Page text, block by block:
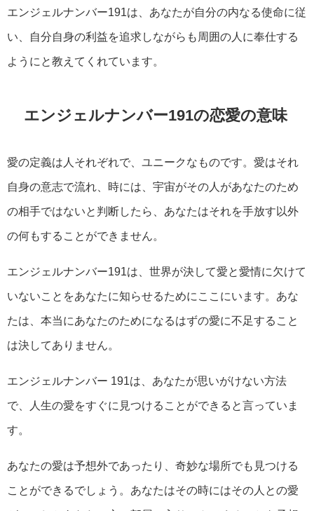
エンジェルナンバー191は、あなたが自分の内なる使命に従
い、自分自身の利益を追求しながらも周囲の人に奉仕する
ようにと教えてくれています。
エンジェルナンバー191の恋愛の意味
愛の定義は人それぞれで、ユニークなものです。愛はそれ
自身の意志で流れ、時には、宇宙がその人があなたのため
の相手ではないと判断したら、あなたはそれを手放す以外
の何もすることができません。
エンジェルナンバー191は、世界が決して愛と愛情に欠けて
いないことをあなたに知らせるためにここにいます。あな
たは、本当にあなたのためになるはずの愛に不足すること
は決してありません。
エンジェルナンバー 191は、あなたが思いがけない方法
で、人生の愛をすぐに見つけることができると言っていま
す。
あなたの愛は予想外であったり、奇妙な場所でも見つける
ことができるでしょう。あなたはその時にはその人との愛